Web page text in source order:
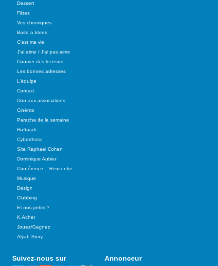
Dessert
Fêtes
Vos chroniques
Boite a Idees
C'est ma vie
J'ai aime / J'ai pas aime
Courrier des lecteurs
Les bonnes adresses
L'équipe
Contact
Don aux associations
Cinéma
Paracha de la semaine
Haftarah
Cyberthora
Site Raphael Cohen
Dominique Aubier
Conférence – Rencontre
Musique
Design
Clubbing
Et nos petits ?
K.Acher
Jouez/Gagnez
Alyah Story
Suivez-nous sur Annonceur